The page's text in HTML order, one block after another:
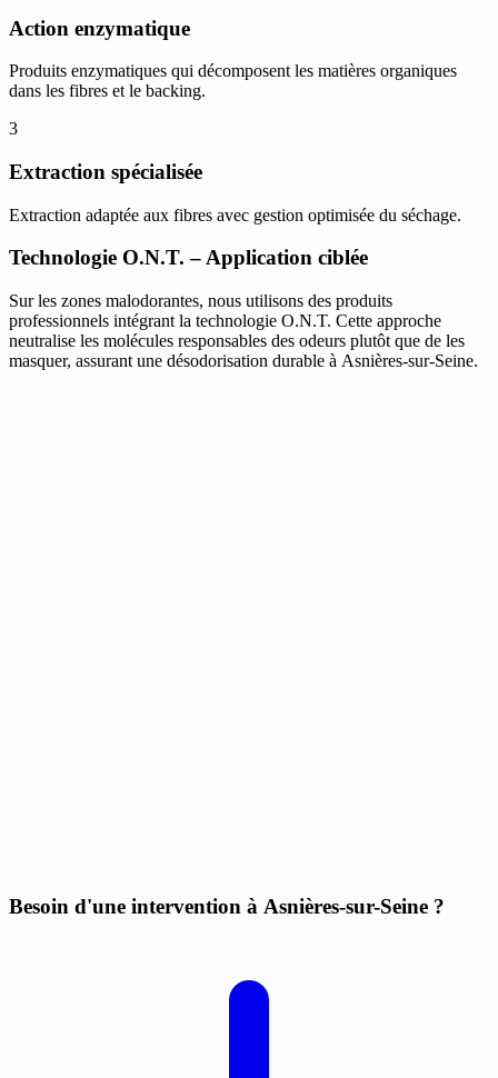
Action enzymatique
Produits enzymatiques qui décomposent les matières organiques
dans les fibres et le backing.
3
Extraction spécialisée
Extraction adaptée aux fibres avec gestion optimisée du séchage.
Technologie O.N.T. – Application ciblée
Sur les zones malodorantes, nous utilisons des produits
professionnels intégrant la technologie O.N.T. Cette approche
neutralise les molécules responsables des odeurs plutôt que de les
masquer, assurant une désodorisation durable à Asnières-sur-Seine.
Besoin d'une intervention à Asnières-sur-Seine ?